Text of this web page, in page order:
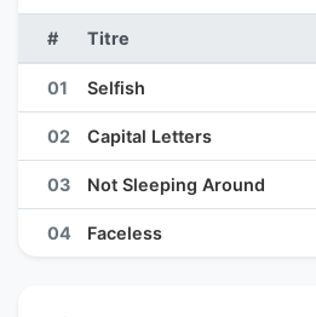
# Titre
01 Selfish
02 Capital Letters
03 Not Sleeping Around
04 Faceless